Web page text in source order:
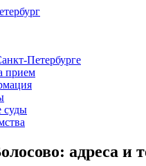
Петербурге
прием
суды
адреса и